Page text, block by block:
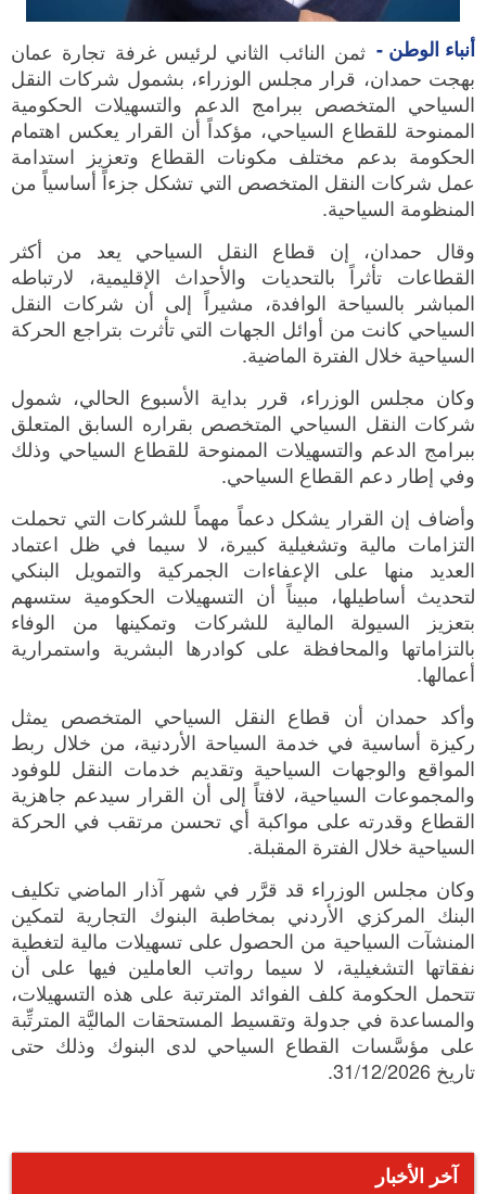
أنباء الوطن - ثمن النائب الثاني لرئيس غرفة تجارة عمان
بهجت حمدان، قرار مجلس الوزراء، بشمول شركات النقل
السياحي المتخصص ببرامج الدعم والتسهيلات الحكومية
الممنوحة للقطاع السياحي، مؤكداً أن القرار يعكس اهتمام
الحكومة بدعم مختلف مكونات القطاع وتعزيز استدامة
عمل شركات النقل المتخصص التي تشكل جزءاً أساسياً من
المنظومة السياحية.
وقال حمدان، إن قطاع النقل السياحي يعد من أكثر
القطاعات تأثراً بالتحديات والأحداث الإقليمية، لارتباطه
المباشر بالسياحة الوافدة، مشيراً إلى أن شركات النقل
السياحي كانت من أوائل الجهات التي تأثرت بتراجع الحركة
السياحية خلال الفترة الماضية.
وكان مجلس الوزراء، قرر بداية الأسبوع الحالي، شمول
شركات النقل السياحي المتخصص بقراره السابق المتعلق
ببرامج الدعم والتسهيلات الممنوحة للقطاع السياحي وذلك
وفي إطار دعم القطاع السياحي.
وأضاف إن القرار يشكل دعماً مهماً للشركات التي تحملت
التزامات مالية وتشغيلية كبيرة، لا سيما في ظل اعتماد
العديد منها على الإعفاءات الجمركية والتمويل البنكي
لتحديث أساطيلها، مبيناً أن التسهيلات الحكومية ستسهم
بتعزيز السيولة المالية للشركات وتمكينها من الوفاء
بالتزاماتها والمحافظة على كوادرها البشرية واستمرارية
أعمالها.
وأكد حمدان أن قطاع النقل السياحي المتخصص يمثل
ركيزة أساسية في خدمة السياحة الأردنية، من خلال ربط
المواقع والوجهات السياحية وتقديم خدمات النقل للوفود
والمجموعات السياحية، لافتاً إلى أن القرار سيدعم جاهزية
القطاع وقدرته على مواكبة أي تحسن مرتقب في الحركة
السياحية خلال الفترة المقبلة.
وكان مجلس الوزراء قد قرَّر في شهر آذار الماضي تكليف
البنك المركزي الأردني بمخاطبة البنوك التجارية لتمكين
المنشآت السياحية من الحصول على تسهيلات مالية لتغطية
نفقاتها التشغيلية، لا سيما رواتب العاملين فيها على أن
تتحمل الحكومة كلف الفوائد المترتبة على هذه التسهيلات،
والمساعدة في جدولة وتقسيط المستحقات الماليَّة المترتِّبة
على مؤسَّسات القطاع السياحي لدى البنوك وذلك حتى
تاريخ 31/12/2026.
آخر الأخبار